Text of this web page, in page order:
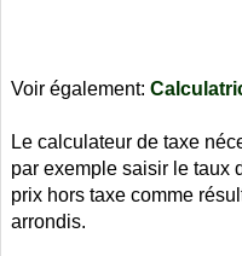
Voir également:
Le calculateur de taxe
par exemple saisir le taux
prix hors taxe comme
arrondis.